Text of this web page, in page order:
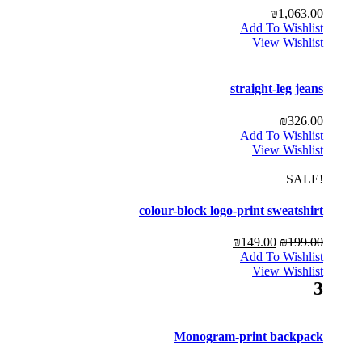
₪1,063.00
Add To Wishlist
View Wishlist
straight-leg jeans
₪326.00
Add To Wishlist
View Wishlist
!SALE
colour-block logo-print sweatshirt
₪199.00
₪149.00
Add To Wishlist
View Wishlist
3
Monogram-print backpack